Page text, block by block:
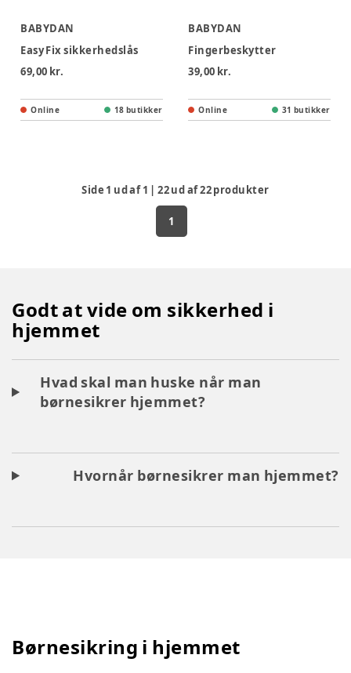
BABYDAN
Easy Fix sikkerhedslås
69,00 kr.
Online 18 butikker
BABYDAN
Fingerbeskytter
39,00 kr.
Online 31 butikker
Side 1 ud af1 |22ud af22produkter
1
Godt at vide om sikkerhed i
hjemmet
Hvad skal man huske når man
børnesikrer hjemmet?
Hvornår børnesikrer man hjemmet?
Børnesikring i hjemmet